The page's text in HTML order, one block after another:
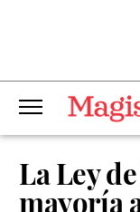
La Ley
mayoría